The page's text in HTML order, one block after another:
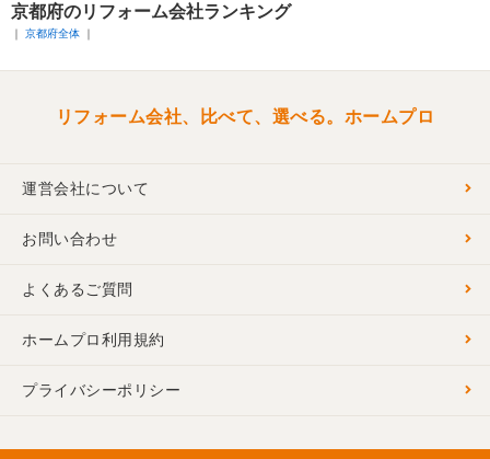
京都府のリフォーム会社ランキング
京都府全体
リフォーム会社、比べて、選べる。ホームプロ
運営会社について
お問い合わせ
よくあるご質問
ホームプロ利用規約
プライバシーポリシー